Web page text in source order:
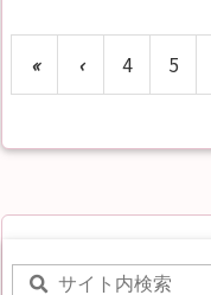
« ‹ 4 5